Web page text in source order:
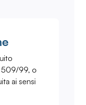
509/99, o
ai sensi